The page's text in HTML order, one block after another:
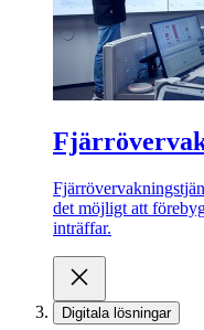
det möjligt att
inträffar.
Digitala lösningar